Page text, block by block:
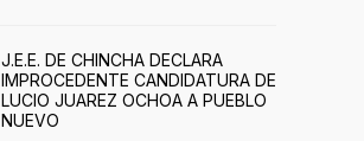
J.E.E. DE CHINCHA DECLARA
IMPROCEDENTE CANDIDATURA DE
LUCIO JUAREZ OCHOA A PUEBLO
NUEVO